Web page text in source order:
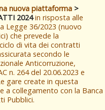
nuova piattaforma >
2024in risposta alle
Legge 36/2023 (nuovo
che prevede la
di vita dei contratti
secondo le
Anticorruzione,
n. 264 del 20.06.2023 e
gare create in questa
collegamento con la Banca
Pubblici.